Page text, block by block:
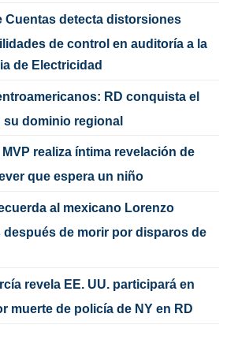
Cuentas detecta distorsiones
de control en auditoría a la
de Electricidad
RD conquista el
dominio regional
realiza íntima revelación de
que espera un niño
al mexicano Lorenzo
después de morir por disparos de
revela EE. UU. participará en
muerte de policía de NY en RD